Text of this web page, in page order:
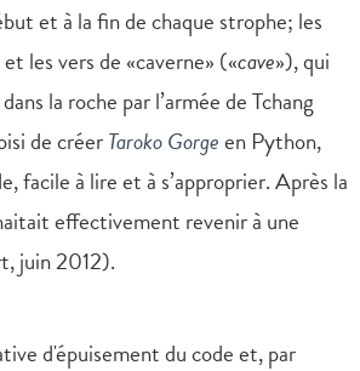
et à la fin de chaque strophe; les
les vers de «caverne» («cave»), qui
la roche par l’armée de Tchang
de créerTaroko Gorgeen Python,
facile à lire et à s’approprier. Après la
effectivement revenir à une
juin 2012).
d'épuisement du code et, par